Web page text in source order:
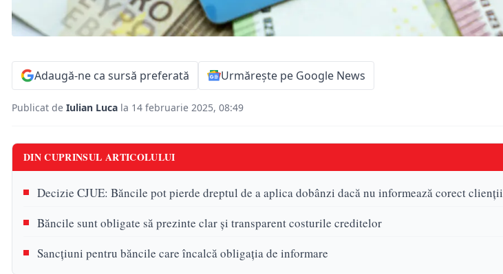
Adaugă-ne ca sursă preferată Urmărește pe Google News
Publicat de Iulian Luca la 14 februarie 2025, 08:49
DIN CUPRINSUL ARTICOLULUI
Decizie CJUE: Băncile pot pierde dreptul de a aplica dobânzi dacă nu informează corect clienții
Băncile sunt obligate să prezinte clar și transparent costurile creditelor
Sancțiuni pentru băncile care încalcă obligația de informare